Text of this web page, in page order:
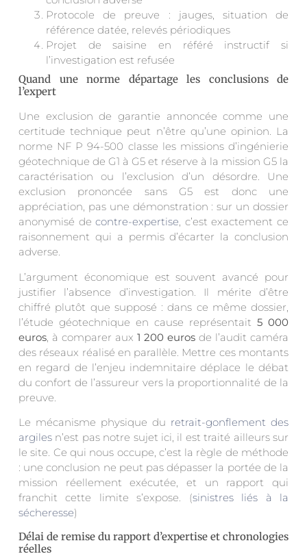
Protocole de preuve : jauges, situation de
référence datée, relevés périodiques
Projet de saisine en référé instructif si
l’investigation est refusée
Quand une norme départage les conclusions de
l’expert
Une exclusion de garantie annoncée comme une
certitude technique peut n’être qu’une opinion. La
norme NF P 94-500 classe les missions d’ingénierie
géotechnique de G1 à G5 et réserve à la mission G5 la
caractérisation ou l’exclusion d’un désordre. Une
exclusion prononcée sans G5 est donc une
appréciation, pas une démonstration : sur un dossier
anonymisé decontre-expertise, c’est exactement ce
raisonnement qui a permis d’écarter la conclusion
adverse.
L’argument économique est souvent avancé pour
justifier l’absence d’investigation. Il mérite d’être
chiffré plutôt que supposé : dans ce même dossier,
l’étude géotechnique en cause représentait 5 000
euros, à comparer aux 1 200 euros de l’audit caméra
des réseaux réalisé en parallèle. Mettre ces montants
en regard de l’enjeu indemnitaire déplace le débat
du confort de l’assureur vers la proportionnalité de la
preuve.
Le mécanisme physique du retrait-gonflement des
argiles n’est pas notre sujet ici, il est traité ailleurs sur
le site. Ce qui nous occupe, c’est la règle de méthode
: une conclusion ne peut pas dépasser la portée de la
mission réellement exécutée, et un rapport qui
franchit cette limite s’expose. (sinistres liés à la
sécheresse)
Délai de remise du rapport d’expertise et chronologies
réelles